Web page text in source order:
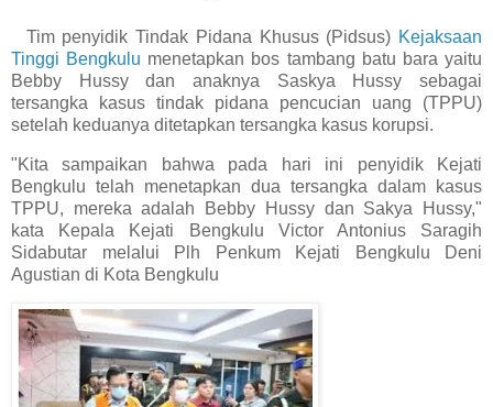
Tim penyidik Tindak Pidana Khusus (Pidsus) Kejaksaan
Tinggi Bengkulu menetapkan bos tambang batu bara yaitu
Bebby Hussy dan anaknya Saskya Hussy sebagai
tersangka kasus tindak pidana pencucian uang (TPPU)
setelah keduanya ditetapkan tersangka kasus korupsi.
"Kita sampaikan bahwa pada hari ini penyidik Kejati
Bengkulu telah menetapkan dua tersangka dalam kasus
TPPU, mereka adalah Bebby Hussy dan Sakya Hussy,"
kata Kepala Kejati Bengkulu Victor Antonius Saragih
Sidabutar melalui Plh Penkum Kejati Bengkulu Deni
Agustian di Kota Bengkulu